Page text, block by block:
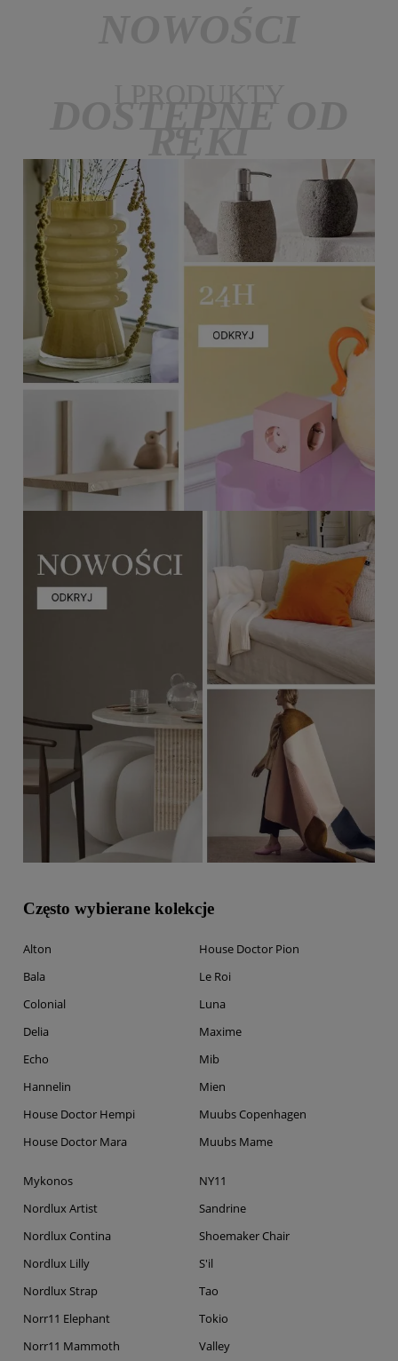
Często wybierane kolekcje
Alton
Bala
Colonial
Delia
Echo
Hannelin
House Doctor Hempi
House Doctor Mara
House Doctor Pion
Le Roi
Luna
Maxime
Mib
Mien
Muubs Copenhagen
Muubs Mame
Mykonos
Nordlux Artist
Nordlux Contina
Nordlux Lilly
Nordlux Strap
Norr11 Elephant
Norr11 Mammoth
NY11
Sandrine
Shoemaker Chair
S'il
Tao
Tokio
Valley